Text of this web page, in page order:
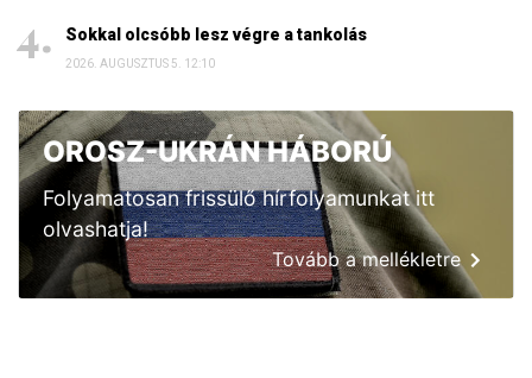
Sokkal olcsóbb lesz végre a tankolás
2026. AUGUSZTUS 5. 12:10
OROSZ-UKRÁN HÁBORÚ
Folyamatosan frissülő hírfolyamunkat itt
olvashatja!
Tovább a mellékletre